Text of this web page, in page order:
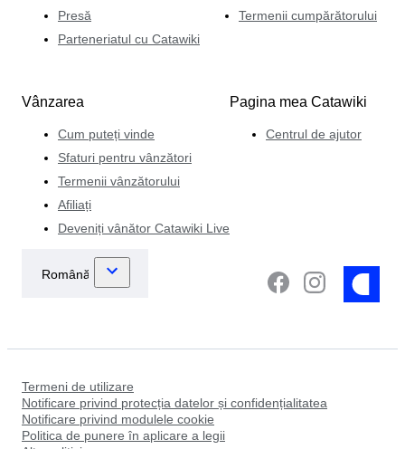
Presă
Parteneriatul cu Catawiki
Termenii cumpărătorului
Vânzarea
Cum puteți vinde
Sfaturi pentru vânzători
Termenii vânzătorului
Afiliați
Deveniți vânător Catawiki Live
Pagina mea Catawiki
Centrul de ajutor
Termeni de utilizare
Notificare privind protecția datelor și confidențialitatea
Notificare privind modulele cookie
Politica de punere în aplicare a legii